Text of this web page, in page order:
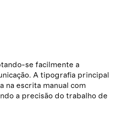
se facilmente a
A tipografia principal
na escrita manual com
a precisão do trabalho de